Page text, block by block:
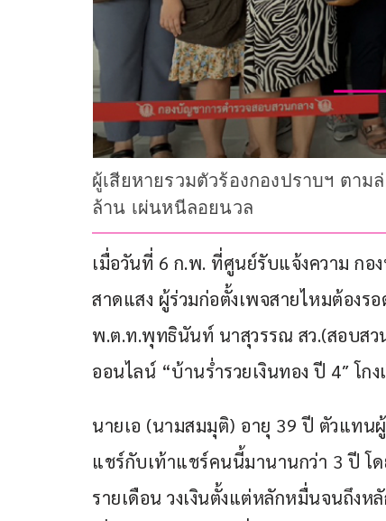
ผู้เสียหายรวมตัวร้องกองปราบฯ ตาม
ล้าน เผ่นหนีลอยนวล
เมื่อวันที่ 6 ก.พ. ที่ศูนย์รับแจ้งความ ก
สาดแสง ผู้ร่วมก่อตั้งเพจสายไหมต้องร
พ.ต.ท.พุทธินันท์ นาสุวรรณ สว.(สอบสว
ออนไลน์ “บ้านร่ำรวยเงินทอง ปี 4″ โก
นายเอ (นามสมมุติ) อายุ 39 ปี ตัวแทน
แชร์กับเท้าแชร์คนนี้มานานกว่า 3 ปี โ
รายเดือน วงเงินตั้งแต่หลักหมื่นจนถึง